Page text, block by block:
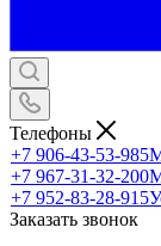
Телефоны
+7 906-43-53-985
+7 967-31-32-200
+7 952-83-28-915
Заказать звонок